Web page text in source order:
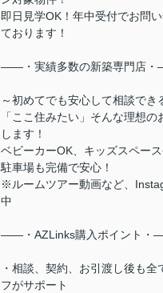
即日見学OK！年中受付でお問
ております！
――・実績多数の新築専門店
～初めてでも安心して相談でき
「ここ住みたい」そんな理想の
します！
ベビーカーOK、キッズスペース
駐車場も完備で安心！
※ルームツアー動画など、
中
――・AZLinks購入ポイント
・相談、契約、お引渡し後も全
フがサポート